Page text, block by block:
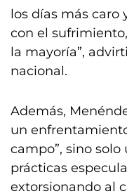
los días más caro
con el
la mayoría”,
nacional.
Además,
un
campo”, sino solo
prácticas
extorsionando al